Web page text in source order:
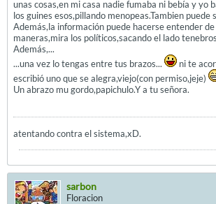
unas cosas,en mi casa nadie fumaba ni bebía y yo
los guines esos,pillando menopeas.Tambien puede
Además,la información puede hacerse entender
maneras,mira los políticos,sacando el lado
Además,...
...una vez lo tengas entre tus brazos...
ni te
escribió uno que se alegra,viejo(con permiso,jeje)
Un abrazo mu gordo,papichulo.Y a tu señora.
atentando contra el sistema,xD.
sarbon
Floracion